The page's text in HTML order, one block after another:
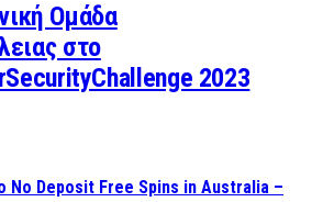
Ομάδα
στο
2023
No Deposit Free Spins in Australia –